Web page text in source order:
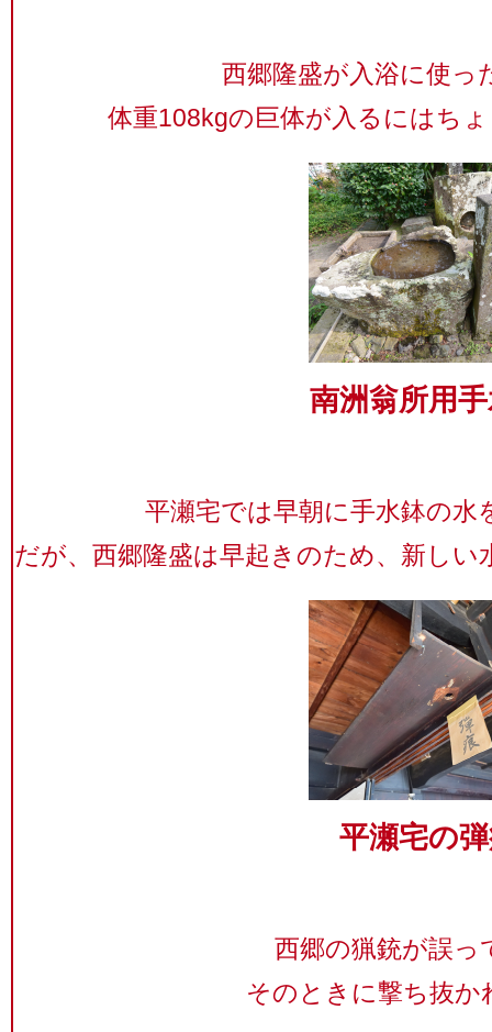
西郷隆盛が入浴に使っ
体重108kgの巨体が入るにはち
南洲翁所用
平瀬宅では早朝に手水鉢の水
だが、西郷隆盛は早起きのため、新し
平瀬宅の
西郷の猟銃が誤っ
そのときに撃ち抜か